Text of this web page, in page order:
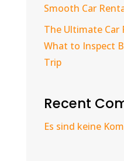
Smooth Car
The Ultimate Car
What to Inspect
Trip
Recent
Es sind keine